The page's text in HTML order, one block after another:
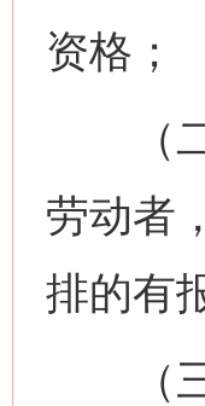
资格；
（二
劳动者
排的有
（三
网上购药